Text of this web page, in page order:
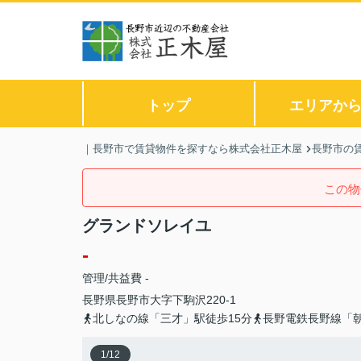
トップ エリアか
｜長野市で賃貸物件を探すなら株式会社正木屋 長野市の
この
グランドソレイユ
-
管理/共益費 -
長野県長野市大字下駒沢220-1
北しなの線「三才」駅徒歩15分
長野電鉄長野線「
1/12